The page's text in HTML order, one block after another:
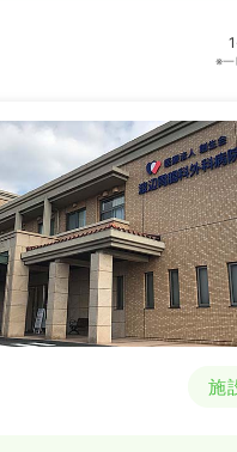
※
施